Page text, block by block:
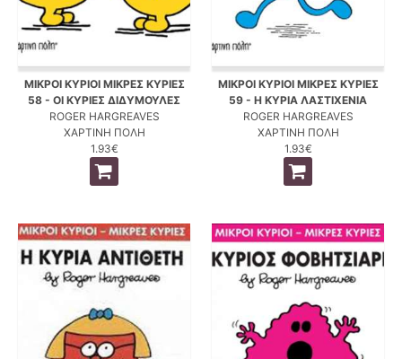
ΜΙΚΡΟΙ ΚΥΡΙΟΙ ΜΙΚΡΕΣ ΚΥΡΙΕΣ
58 - ΟΙ ΚΥΡΙΕΣ ΔΙΔΥΜΟΥΛΕΣ
ROGER HARGREAVES
ΧΑΡΤΙΝΗ ΠΟΛΗ
1.93€
ΜΙΚΡΟΙ ΚΥΡΙΟΙ ΜΙΚΡΕΣ ΚΥΡΙΕΣ
59 - Η ΚΥΡΙΑ ΛΑΣΤΙΧΕΝΙΑ
ROGER HARGREAVES
ΧΑΡΤΙΝΗ ΠΟΛΗ
1.93€